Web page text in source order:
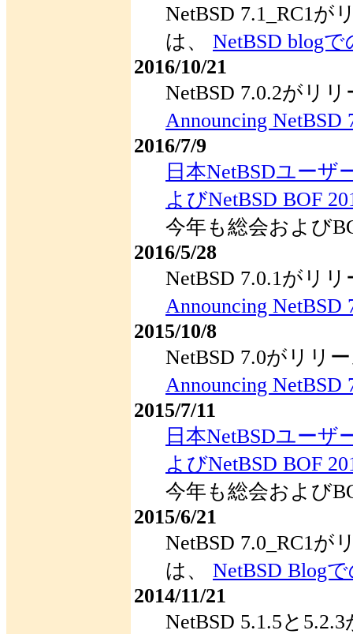
NetBSD 7.1_RC1
は、 NetBSD blogで
2016/10/21
NetBSD 7.0.2がリ
Announcing NetBSD
2016/7/9
日本NetBSDユー
よびNetBSD BOF
今年も総会および
2016/5/28
NetBSD 7.0.1がリ
Announcing NetBSD
2015/10/8
NetBSD 7.0がリリ
Announcing NetBSD
2015/7/11
日本NetBSDユー
よびNetBSD BOF
今年も総会および
2015/6/21
NetBSD 7.0_RC1
は、 NetBSD Blog
2014/11/21
NetBSD 5.1.5と